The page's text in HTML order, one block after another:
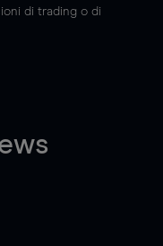
di trading o di